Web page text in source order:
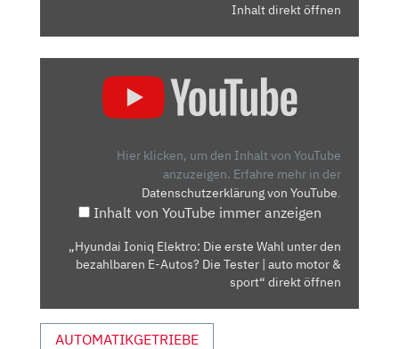
Inhalt direkt öffnen
ELEKTRO:
BEZAHLBAREN
TESTER
Hier klicken, um den Inhalt von YouTube
anzuzeigen. Erfahre mehr in der
Datenschutzerklärung von YouTube.
Inhalt von YouTube immer anzeigen
„Hyundai Ioniq Elektro: Die erste Wahl unter den
bezahlbaren E-Autos? Die Tester | auto motor &
sport“ direkt öffnen
AUTOMATIKGETRIEBE